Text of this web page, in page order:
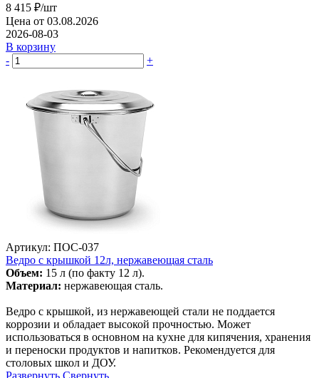
8 415 ₽/шт
Цена от 03.08.2026
2026-08-03
В корзину
-
+
Артикул: ПОС-037
Ведро с крышкой 12л, нержавеющая сталь
Объем: 15 л (по факту 12 л).
Материал: нержавеющая сталь.
Ведро с крышкой, из нержавеющей стали не поддается
коррозии и обладает высокой прочностью. Может
использоваться в основном на кухне для кипячения, хранения
и переноски продуктов и напитков. Рекомендуется для
столовых школ и ДОУ.
Развернуть Свернуть